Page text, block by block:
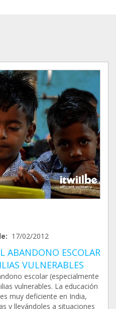
17/02/2012
ABANDONO ESCOLAR
VULNERABLES
escolar (especialmente
vulnerables. La educación
muy deficiente en India,
y llevándoles a situaciones